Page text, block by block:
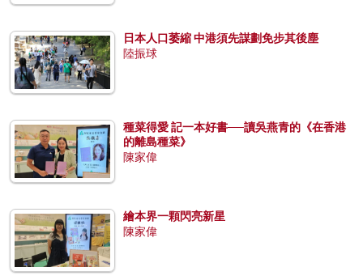
日本人口萎縮 中港須先謀劃免步其後塵
陸振球
種菜得愛 記一本好書──讀吳燕青的《在香港
的離島種菜》
陳家偉
繪本界一顆閃亮新星
陳家偉